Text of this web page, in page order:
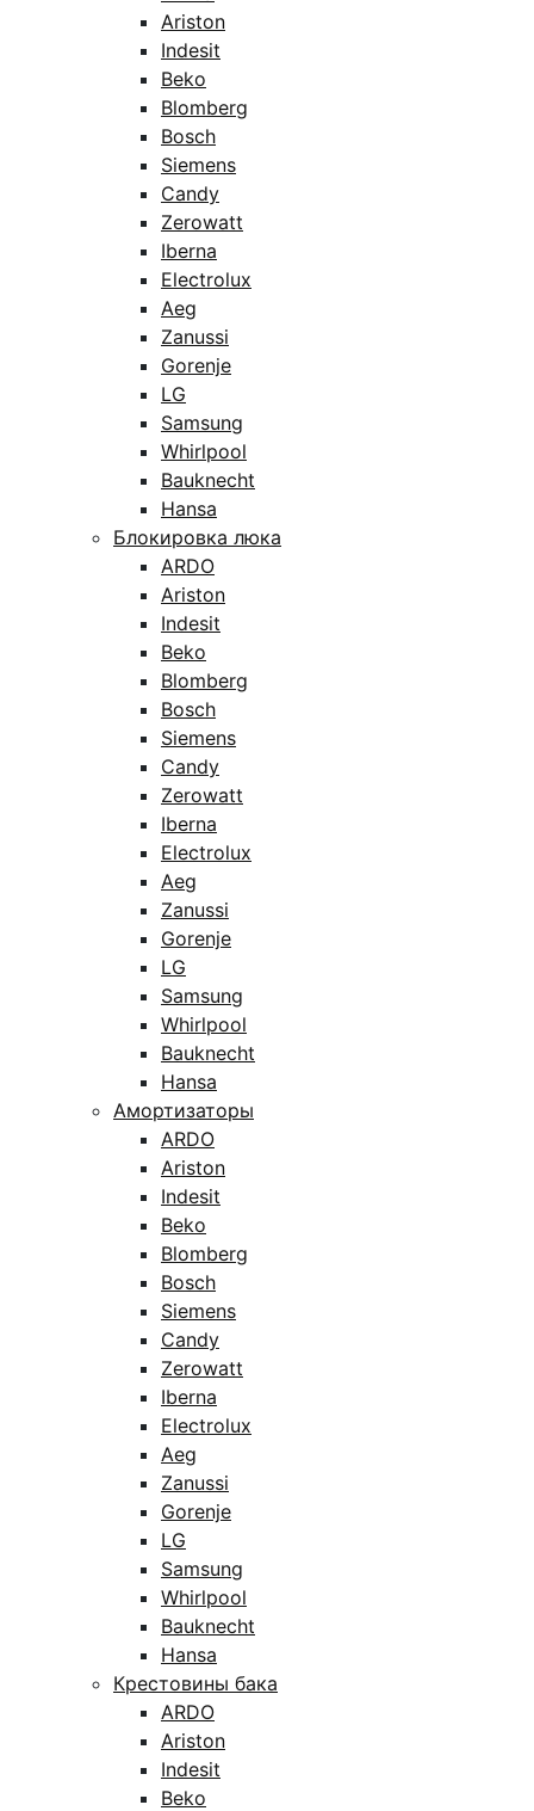
Ariston
Indesit
Beko
Blomberg
Bosch
Siemens
Candy
Zerowatt
Iberna
Electrolux
Aeg
Zanussi
Gorenje
LG
Samsung
Whirlpool
Bauknecht
Hansa
Блокировка люка
ARDO
Ariston
Indesit
Beko
Blomberg
Bosch
Siemens
Candy
Zerowatt
Iberna
Electrolux
Aeg
Zanussi
Gorenje
LG
Samsung
Whirlpool
Bauknecht
Hansa
Амортизаторы
ARDO
Ariston
Indesit
Beko
Blomberg
Bosch
Siemens
Candy
Zerowatt
Iberna
Electrolux
Aeg
Zanussi
Gorenje
LG
Samsung
Whirlpool
Bauknecht
Hansa
Крестовины бака
ARDO
Ariston
Indesit
Beko